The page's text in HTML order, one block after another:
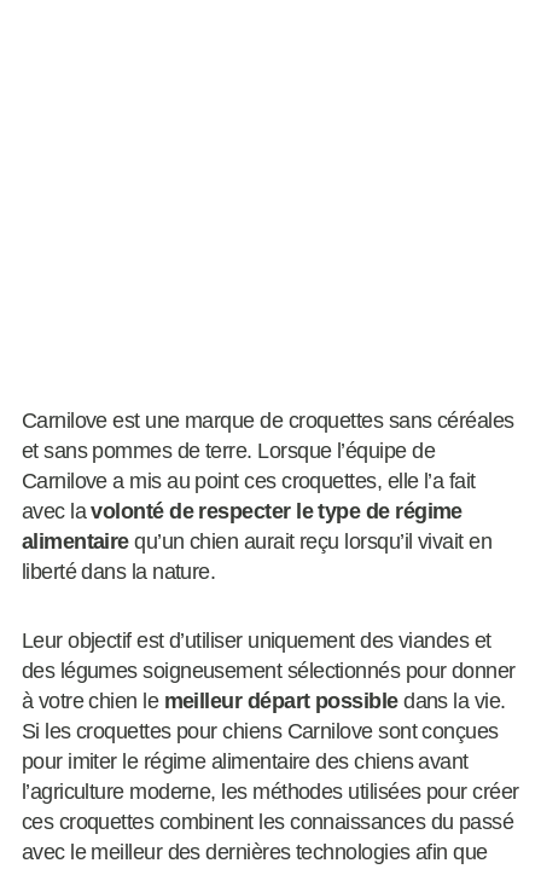
Carnilove est une marque de croquettes sans céréales
et sans pommes de terre. Lorsque l’équipe de
Carnilove a mis au point ces croquettes, elle l’a fait
avec lavolonté de respecter le type de régime
alimentairequ’un chien aurait reçu lorsqu’il vivait en
liberté dans la nature.
Leur objectif est d’utiliser uniquement des viandes et
des légumes soigneusement sélectionnés pour donner
à votre chien le meilleur départ possibledans la vie.
Si les croquettes pour chiens Carnilove sont conçues
pour imiter le régime alimentaire des chiens avant
l’agriculture moderne, les méthodes utilisées pour créer
ces croquettes combinent les connaissances du passé
avec le meilleur des dernières technologies afin que